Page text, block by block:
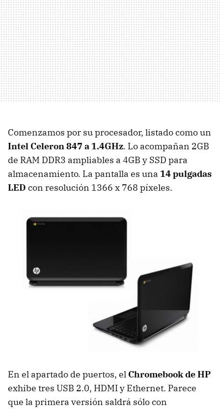
Comenzamos por su procesador, listado como un
Intel Celeron 847 a 1.4GHz. Lo acompañan 2GB
de RAM DDR3 ampliables a 4GB y SSD para
almacenamiento. La pantalla es una 14 pulgadas
LED con resolución 1366 x 768 píxeles.
En el apartado de puertos, el Chromebook de HP
exhibe tres USB 2.0, HDMI y Ethernet. Parece
que la primera versión saldrá sólo con